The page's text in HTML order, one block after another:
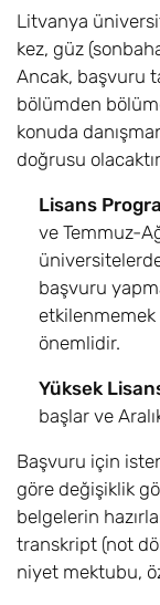
Litvanya
kez, güz
Ancak, başvuru
bölümden
konuda
doğrusu
Lisans
ve Temmuz-
başvuru
etkilenmemek
önemlidir.
Yüksek
başlar ve
Başvuru için
göre değişiklik
belgelerin
transkript (not
niyet mektubu,